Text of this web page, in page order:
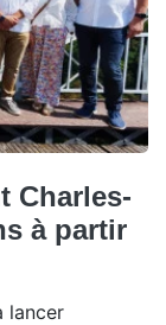
Charles-
à partir
lancer